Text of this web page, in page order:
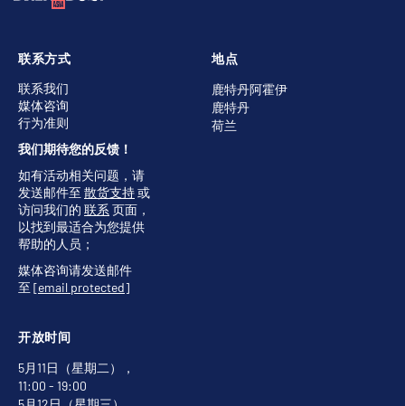
地点
鹿特丹阿霍伊
鹿特丹
荷兰
开放时间
5月11日（星期二），
11:00 - 19:00
联系方式
联系我们
媒体咨询
行为准则
我们期待您的反馈！
如有活动相关问题，请
发送邮件至 散货支持或
访问我们的 联系 页面，
以找到最适合为您提供
帮助的人员；
媒体咨询请发送邮件
至 [email protected]